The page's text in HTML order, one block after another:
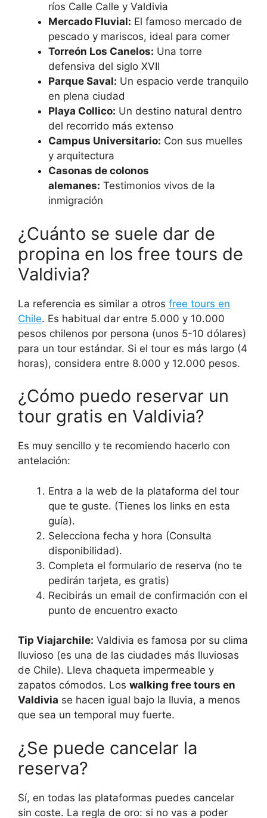
ríos Calle Calle y Valdivia
Mercado Fluvial: El famoso mercado de
pescado y mariscos, ideal para comer
Torreón Los Canelos: Una torre
defensiva del siglo XVII
Parque Saval: Un espacio verde tranquilo
en plena ciudad
Playa Collico: Un destino natural dentro
del recorrido más extenso
Campus Universitario: Con sus muelles
y arquitectura
Casonas de colonos
alemanes: Testimonios vivos de la
inmigración
¿Cuánto se suele dar de
propina en los free tours de
Valdivia?
La referencia es similar a otros free tours en
Chile. Es habitual dar entre 5.000 y 10.000
pesos chilenos por persona (unos 5-10 dólares)
para un tour estándar. Si el tour es más largo (4
horas), considera entre 8.000 y 12.000 pesos.
¿Cómo puedo reservar un
tour gratis en Valdivia?
Es muy sencillo y te recomiendo hacerlo con
antelación:
Entra a la web de la plataforma del tour
que te guste. (Tienes los links en esta
guía).
Selecciona fecha y hora (Consulta
disponibilidad).
Completa el formulario de reserva (no te
pedirán tarjeta, es gratis)
Recibirás un email de confirmación con el
punto de encuentro exacto
Tip Viajarchile: Valdivia es famosa por su clima
lluvioso (es una de las ciudades más lluviosas
de Chile). Lleva chaqueta impermeable y
zapatos cómodos. Los walking free tours en
Valdivia se hacen igual bajo la lluvia, a menos
que sea un temporal muy fuerte.
¿Se puede cancelar la
reserva?
Sí, en todas las plataformas puedes cancelar
sin coste. La regla de oro: si no vas a poder